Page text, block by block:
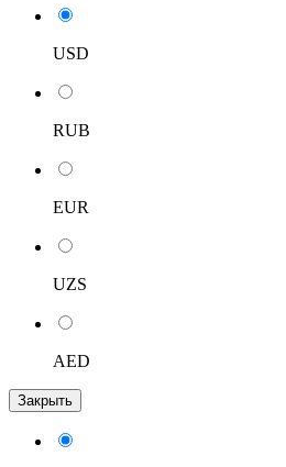
USD
RUB
EUR
UZS
AED
Закрыть